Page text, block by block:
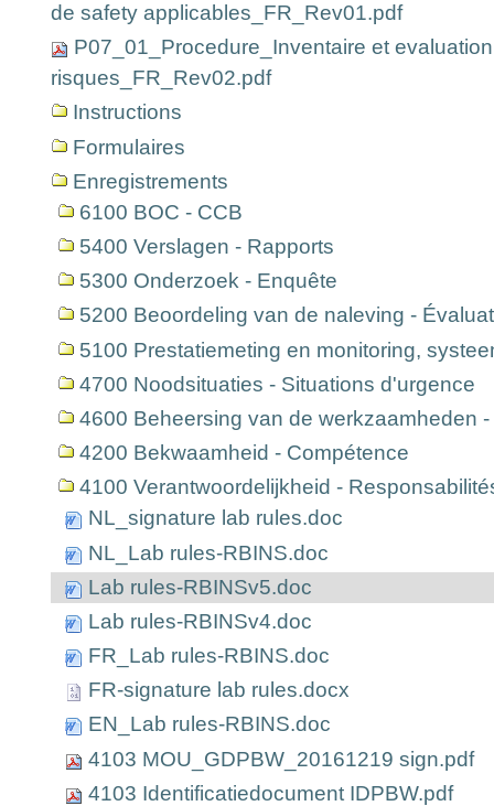
de safety applicables_FR_Rev01.pdf
P07_01_Procedure_Inventaire et
risques_FR_Rev02.pdf
Instructions
Formulaires
Enregistrements
6100 BOC - CCB
5400 Verslagen - Rapports
5300 Onderzoek - Enquête
5200 Beoordeling van de naleving -
5100 Prestatiemeting en monitoring,
4700 Noodsituaties - Situations d'urgence
4600 Beheersing van de werkzaamheden
4200 Bekwaamheid - Compétence
4100 Verantwoordelijkheid -
NL_signature lab rules.doc
NL_Lab rules-RBINS.doc
Lab rules-RBINSv5.doc
Lab rules-RBINSv4.doc
FR_Lab rules-RBINS.doc
FR-signature lab rules.docx
EN_Lab rules-RBINS.doc
4103 MOU_GDPBW_20161219 sign.pdf
4103 Identificatiedocument IDPBW.pdf